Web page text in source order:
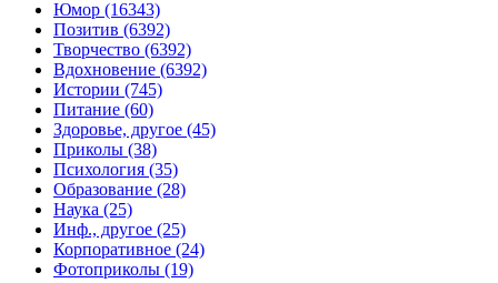
Юмор (16343)
Позитив (6392)
Творчество (6392)
Вдохновение (6392)
Истории (745)
Питание (60)
Здоровье, другое (45)
Приколы (38)
Психология (35)
Образование (28)
Наука (25)
Инф., другое (25)
Корпоративное (24)
Фотоприколы (19)